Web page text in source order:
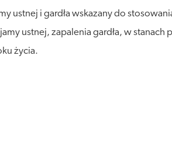
ustnej i gardła wskazany do
ustnej, zapalenia gardła, w
życia.